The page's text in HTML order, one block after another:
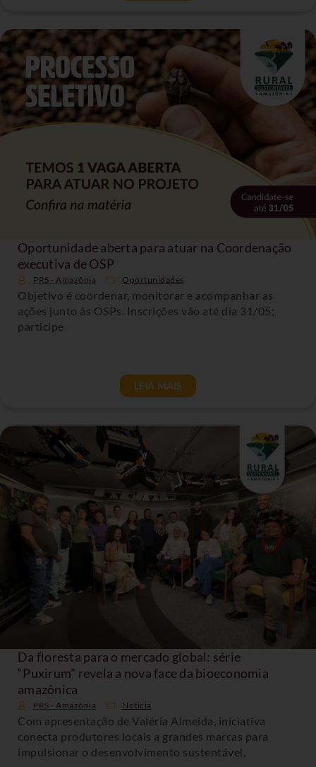
Oportunidade aberta para atuar na Coordenação
executiva de OSP
PRS - Amazônia Oportunidades
Objetivo é coordenar, monitorar e acompanhar as
ações junto às OSPs. Inscrições vão até dia 31/05;
participe
LEIA MAIS
Da floresta para o mercado global: série
“Puxirum” revela a nova face da bioeconomia
amazônica
PRS - Amazônia Noticia
Com apresentação de Valéria Almeida, iniciativa
conecta produtores locais a grandes marcas para
impulsionar o desenvolvimento sustentável,